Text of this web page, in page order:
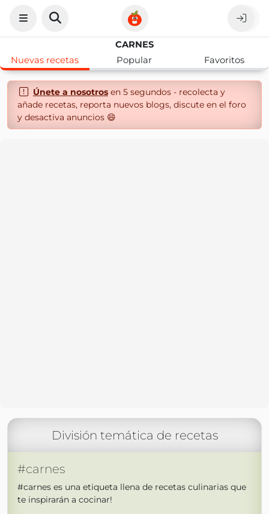
CARNES
Nuevas recetas
Popular Favoritos
Únete a nosotrosen 5 segundos - recolecta y
añade recetas, reporta nuevos blogs, discute en el foro
y desactiva anuncios 😄
División temática de recetas
#carnes
#carnes es una etiqueta llena de recetas culinarias que
te inspirarán a cocinar!